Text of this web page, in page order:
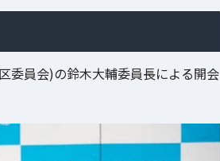
委員会)の鈴木大輔委員長による開会